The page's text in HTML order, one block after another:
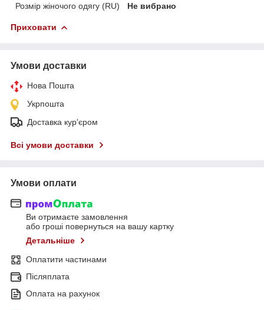
Розмір жіночого одягу (RU)
Не вибрано
Приховати
Умови доставки
Нова Пошта
Укрпошта
Доставка кур'єром
Всі умови доставки
Умови оплати
Ви отримаєте замовлення
або гроші повернуться на вашу картку
Детальніше
Оплатити частинами
Післяплата
Оплата на рахунок